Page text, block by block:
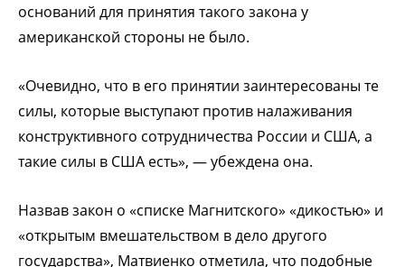
оснований для принятия такого закона у
американской стороны не было.
«Очевидно, что в его принятии заинтересованы те
силы, которые выступают против налаживания
конструктивного сотрудничества России и США, а
такие силы в США есть», — убеждена она.
Назвав закон о «списке Магнитского» «дикостью» и
«открытым вмешательством в дело другого
государства», Матвиенко отметила, что подобные